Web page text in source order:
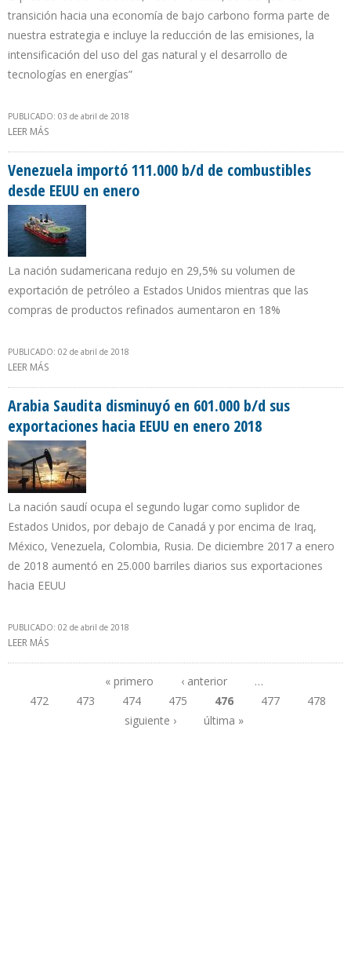
transición hacia una economía de bajo carbono forma parte de
nuestra estrategia e incluye la reducción de las emisiones, la
intensificación del uso del gas natural y el desarrollo de
tecnologías en energías”
PUBLICADO: 03 de abril de 2018
LEER MÁS
Venezuela importó 111.000 b/d de combustibles
desde EEUU en enero
La nación sudamericana redujo en 29,5% su volumen de
exportación de petróleo a Estados Unidos mientras que las
compras de productos refinados aumentaron en 18%
PUBLICADO: 02 de abril de 2018
LEER MÁS
Arabia Saudita disminuyó en 601.000 b/d sus
exportaciones hacia EEUU en enero 2018
La nación saudí ocupa el segundo lugar como suplidor de
Estados Unidos, por debajo de Canadá y por encima de Iraq,
México, Venezuela, Colombia, Rusia. De diciembre 2017 a enero
de 2018 aumentó en 25.000 barriles diarios sus exportaciones
hacia EEUU
PUBLICADO: 02 de abril de 2018
LEER MÁS
Páginas
« primero ‹ anterior
…
472
473 474 475 476 477
478
siguiente ›
última »